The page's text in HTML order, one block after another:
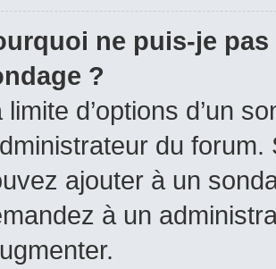
ne puis-je
?
limite d’options d’un
du
ajouter à un
à un